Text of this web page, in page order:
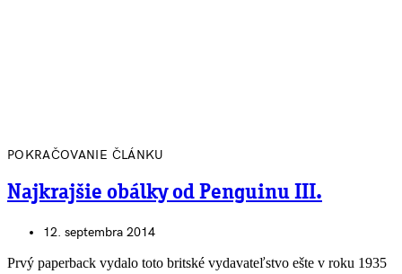
POKRAČOVANIE ČLÁNKU
Najkrajšie obálky od Penguinu III.
12. septembra 2014
Prvý paperback vydalo toto britské vydavateľstvo ešte v roku 1935